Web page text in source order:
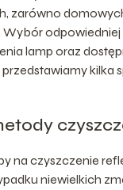
zarówno
lamp oraz
kilka
na czyszczenie
niewielkich